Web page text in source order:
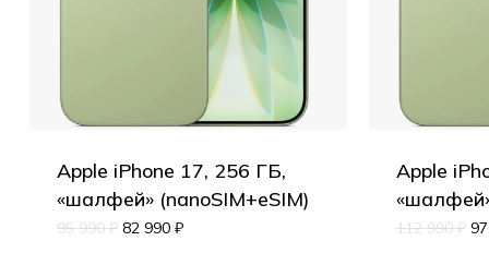
Apple iPhone 17, 256 ГБ,
«шалфей» (nanoSIM+eSIM)
95 990₽ 82 990 ₽
Apple
112 990₽